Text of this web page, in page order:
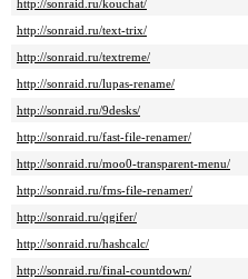
http://sonraid.ru/kouchat/
http://sonraid.ru/text-trix/
http://sonraid.ru/textreme/
http://sonraid.ru/lupas-rename/
http://sonraid.ru/9desks/
http://sonraid.ru/fast-file-renamer/
http://sonraid.ru/moo0-transparent-menu/
http://sonraid.ru/fms-file-renamer/
http://sonraid.ru/qgifer/
http://sonraid.ru/hashcalc/
http://sonraid.ru/final-countdown/